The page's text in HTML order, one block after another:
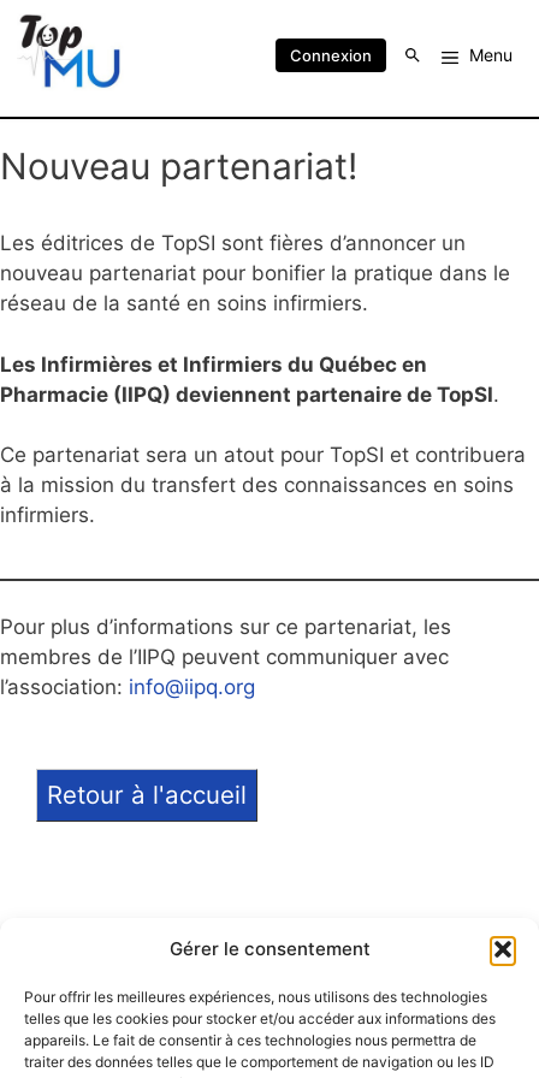
Gérer le consentement
Pour offrir les meilleures expériences, nous utilisons des technologies
telles que les cookies pour stocker et/ou accéder aux informations des
appareils. Le fait de consentir à ces technologies nous permettra de
traiter des données telles que le comportement de navigation ou les ID
Connexion Menu
Nouveau partenariat!
Les éditrices de TopSI sont fières d’annoncer un
nouveau partenariat pour bonifier la pratique dans le
réseau de la santé en soins infirmiers.
Les Infirmières et Infirmiers du Québec en
Pharmacie (IIPQ) deviennent partenaire de TopSI.
Ce partenariat sera un atout pour TopSI et contribuera
à la mission du transfert des connaissances en soins
infirmiers.
Pour plus d’informations sur ce partenariat, les
membres de l’IIPQ peuvent communiquer avec
l’association: info@iipq.org
Retour à l'accueil
Notice légale